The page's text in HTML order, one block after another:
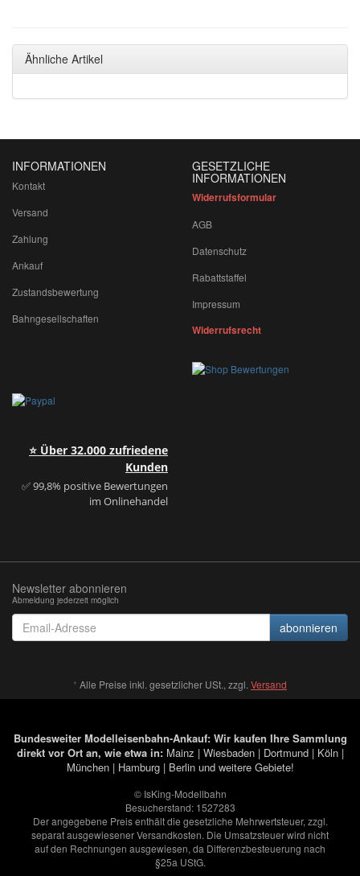
Ähnliche Artikel
INFORMATIONEN
Kontakt
Versand
Zahlung
Ankauf
Zustandsbewertung
Bahngesellschaften
GESETZLICHE
INFORMATIONEN
Widerrufsformular
AGB
Datenschutz
Rabattstaffel
Impressum
Widerrufsrecht
⭐ Über 32.000 zufriedene
Kunden
✅ 99,8% positive Bewertungen
im Onlinehandel
Newsletter abonnieren
Abmeldung jederzeit möglich
Email-
Adresse
abonnieren
* Alle Preise inkl. gesetzlicher USt., zzgl. Versand
Bundesweiter Modelleisenbahn-Ankauf: Wir kaufen Ihre Sammlung
direkt vor Ort an, wie etwa in: Mainz | Wiesbaden| Dortmund| Köln|
München| Hamburg| Berlinund weitere Gebiete!
© IsKing-Modellbahn
Besucherstand: 1527283
Der angegebene Preis enthält die gesetzliche Mehrwertsteuer, zzgl.
separat ausgewiesener Versandkosten. Die Umsatzsteuer wird nicht
auf den Rechnungen ausgewiesen, da Differenzbesteuerung nach
§25a UStG.